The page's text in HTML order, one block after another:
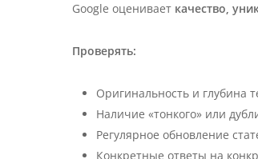
Google оценивает качество,
Проверять:
Оригинальность и глубина
Наличие «тонкого» или
Регулярное обновление
Конкретные ответы на